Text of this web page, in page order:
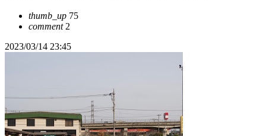
thumb_up 75
comment2
2023/03/14 23:45